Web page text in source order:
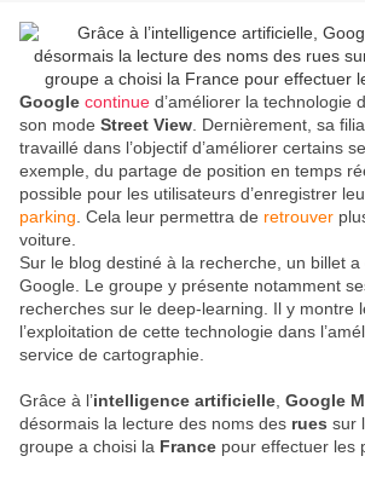
Google continue d’améliorer la technologie
son mode Street View . Dernièrement, sa
travaillé dans l’objectif d’améliorer certains
exemple, du partage de position en temps
possible pour les utilisateurs d’enregistrer
parking . Cela leur permettra de retrouver
voiture.
Sur le blog destiné à la recherche, un billet
Google. Le groupe y présente notamment
recherches sur le deep-learning. Il y montre
l’exploitation de cette technologie dans
service de cartographie.
Grâce à l’intelligence artificielle Google
désormais la lecture des noms des rues sur
groupe a choisi la France pour effectuer les